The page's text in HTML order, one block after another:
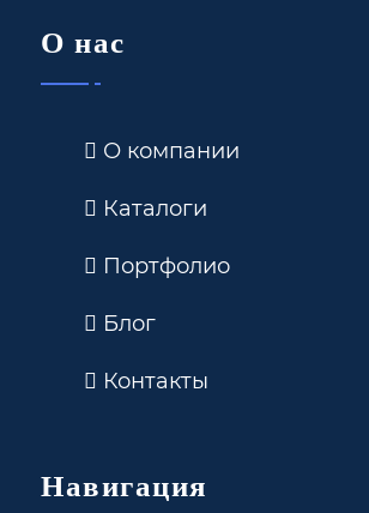
О нас
О компании
Каталоги
Портфолио
Блог
Контакты
Навигация